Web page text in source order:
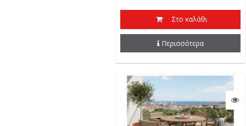
Στο καλάθι
Περισσότερα